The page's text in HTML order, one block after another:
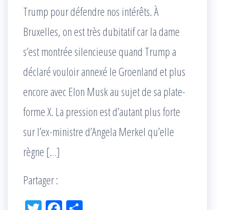
Trump pour défendre nos intérêts. À
Bruxelles, on est très dubitatif car la dame
s’est montrée silencieuse quand Trump a
déclaré vouloir annexé le Groenland et plus
encore avec Elon Musk au sujet de sa plate-
forme X. La pression est d’autant plus forte
sur l’ex-ministre d’Angela Merkel qu’elle
règne […]
Partager :